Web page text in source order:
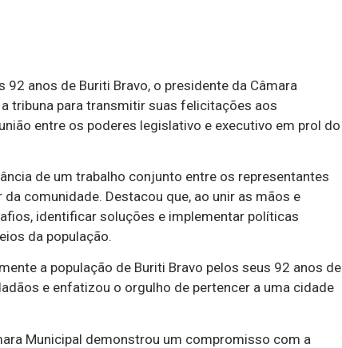
92 anos de Buriti Bravo, o presidente da Câmara
tribuna para transmitir suas felicitações aos
entre os poderes legislativo e executivo em prol do
de um trabalho conjunto entre os representantes
comunidade. Destacou que, ao unir as mãos e
identificar soluções e implementar políticas
da população.
a população de Buriti Bravo pelos seus 92 anos de
e enfatizou o orgulho de pertencer a uma cidade
Municipal demonstrou um compromisso com a